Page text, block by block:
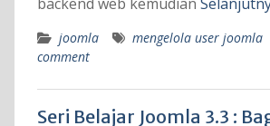
joomla mengelola user joomla
comment
Seri Belajar Joomla 3.3 :